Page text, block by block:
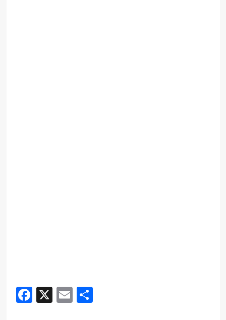
Facebook
X Email